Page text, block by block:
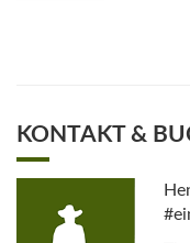
KONTAKT &